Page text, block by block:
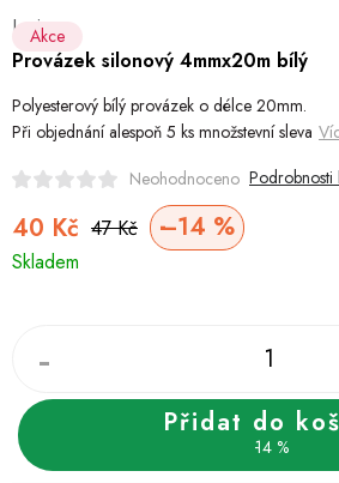
Akční ceny
Vrácení a reklamace
Podmínky ochrany
Obchodní podmínky pro podnikatele
Zásady používání cookies
47 Kč –14 %
40 Kč
Měrná
Skladem
Přidat do
14 %
Levior
Provázek silonový 4mmx20m bílý
Polyesterový bílý provázek o délce 20mm.
Při objednání alespoň 5 ks množstevní sleva
Akce
Neohodnoceno